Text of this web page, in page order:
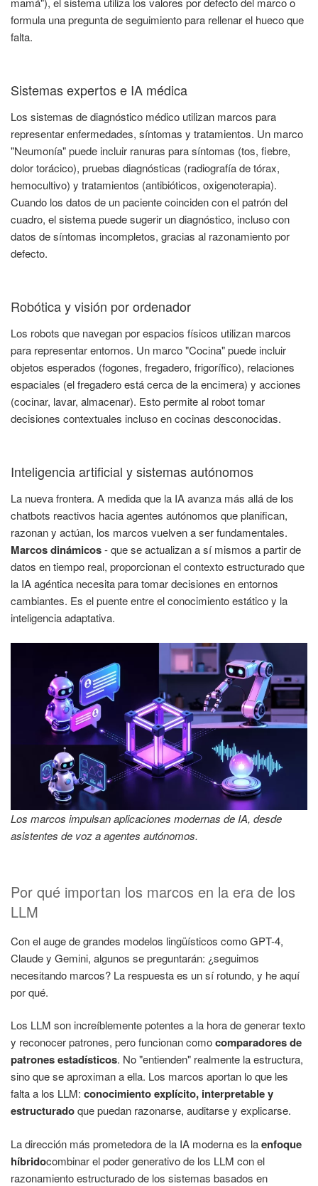
formula una pregunta de seguimiento para rellenar el hueco que
falta.
Sistemas expertos e IA médica
Los sistemas de diagnóstico médico utilizan marcos para
representar enfermedades, síntomas y tratamientos. Un marco
"Neumonía" puede incluir ranuras para síntomas (tos, fiebre,
dolor torácico), pruebas diagnósticas (radiografía de tórax,
hemocultivo) y tratamientos (antibióticos, oxigenoterapia).
Cuando los datos de un paciente coinciden con el patrón del
cuadro, el sistema puede sugerir un diagnóstico, incluso con
datos de síntomas incompletos, gracias al razonamiento por
defecto.
Robótica y visión por ordenador
Los robots que navegan por espacios físicos utilizan marcos
para representar entornos. Un marco "Cocina" puede incluir
objetos esperados (fogones, fregadero, frigorífico), relaciones
espaciales (el fregadero está cerca de la encimera) y acciones
(cocinar, lavar, almacenar). Esto permite al robot tomar
decisiones contextuales incluso en cocinas desconocidas.
Inteligencia artificial y sistemas autónomos
La nueva frontera. A medida que la IA avanza más allá de los
chatbots reactivos hacia agentes autónomos que planifican,
razonan y actúan, los marcos vuelven a ser fundamentales.
Marcos dinámicos- que se actualizan a sí mismos a partir de
datos en tiempo real, proporcionan el contexto estructurado que
la IA agéntica necesita para tomar decisiones en entornos
cambiantes. Es el puente entre el conocimiento estático y la
inteligencia adaptativa.
Los marcos impulsan aplicaciones modernas de IA, desde
asistentes de voz a agentes autónomos.
Por qué importan los marcos en la era de los
LLM
Con el auge de grandes modelos lingüísticos como GPT-4,
Claude y Gemini, algunos se preguntarán: ¿seguimos
necesitando marcos? La respuesta es un sí rotundo, y he aquí
por qué.
Los LLM son increíblemente potentes a la hora de generar texto
y reconocer patrones, pero funcionan comocomparadores de
patrones estadísticos. No "entienden" realmente la estructura,
sino que se aproximan a ella. Los marcos aportan lo que les
falta a los LLM: conocimiento explícito, interpretable y
estructuradoque puedan razonarse, auditarse y explicarse.
La dirección más prometedora de la IA moderna es laenfoque
híbridocombinar el poder generativo de los LLM con el
razonamiento estructurado de los sistemas basados en